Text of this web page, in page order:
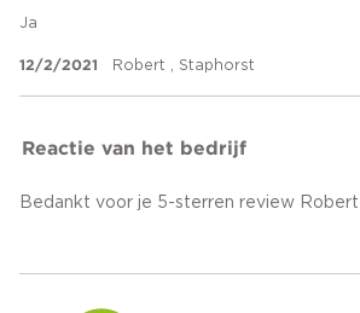
Ja
12/2/2021 Robert , Staphorst
Reactie van het bedrijf
Bedankt voor je 5-sterren review